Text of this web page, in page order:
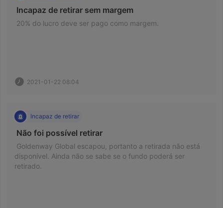
2021-01-22 08:04
Incapaz de retirar
Goldenway Global escapou, portanto a retirada não está
disponível. Ainda não se sabe se o fundo poderá ser